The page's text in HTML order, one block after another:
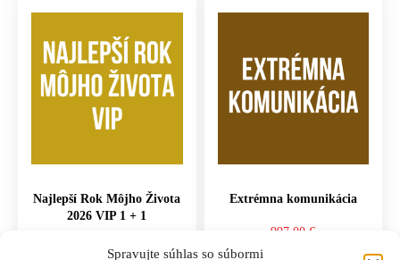
Spravujte súhlas so súbormi
Najlepší Rok Môjho Života
2026 VIP 1 + 1
997.00
Extrémna komunikácia
997.00 €